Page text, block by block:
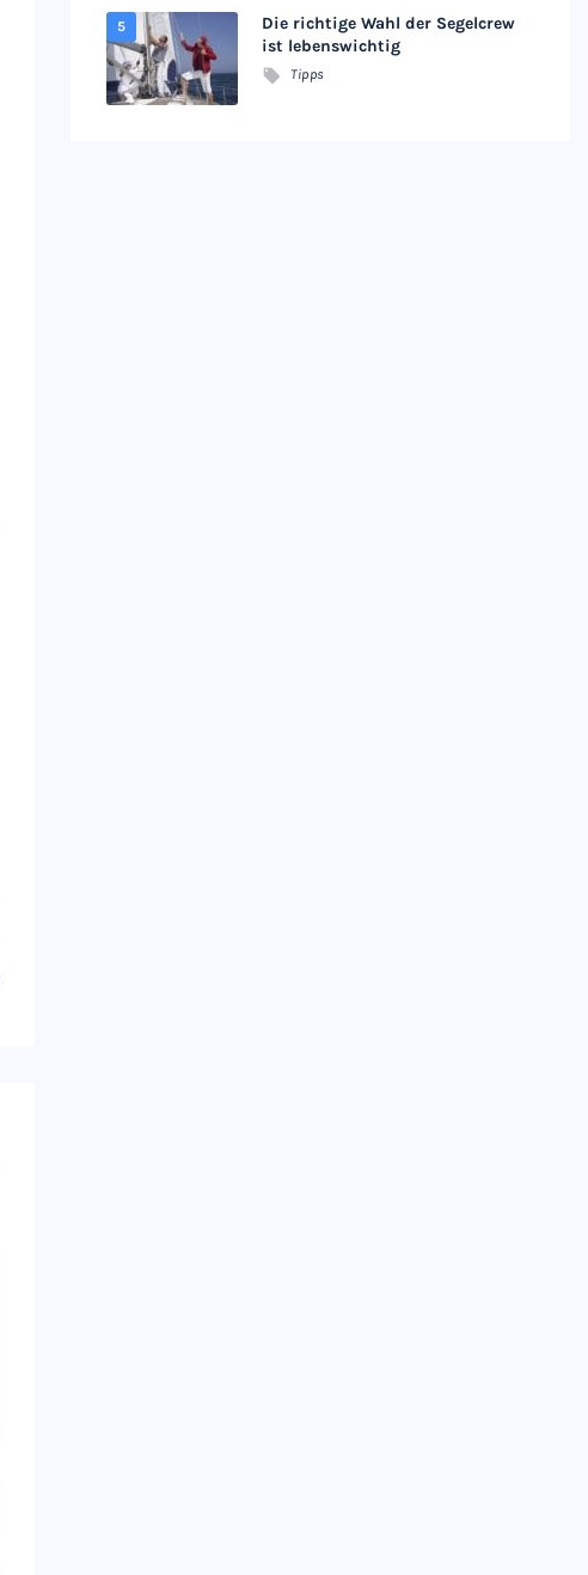
Die richtige Wahl der Segelcrew
ist lebenswichtig
Tipps